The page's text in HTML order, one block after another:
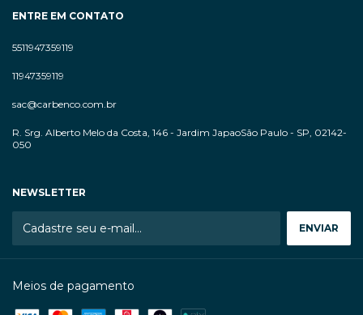
ENTRE EM CONTATO
5511947359119
11947359119
sac@carbenco.com.br
R. Srg. Alberto Melo da Costa, 146 - Jardim JapaoSão Paulo - SP, 02142-
050
NEWSLETTER
Meios de pagamento